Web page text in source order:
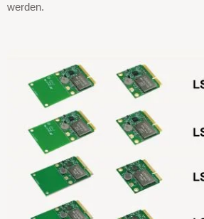
werden.